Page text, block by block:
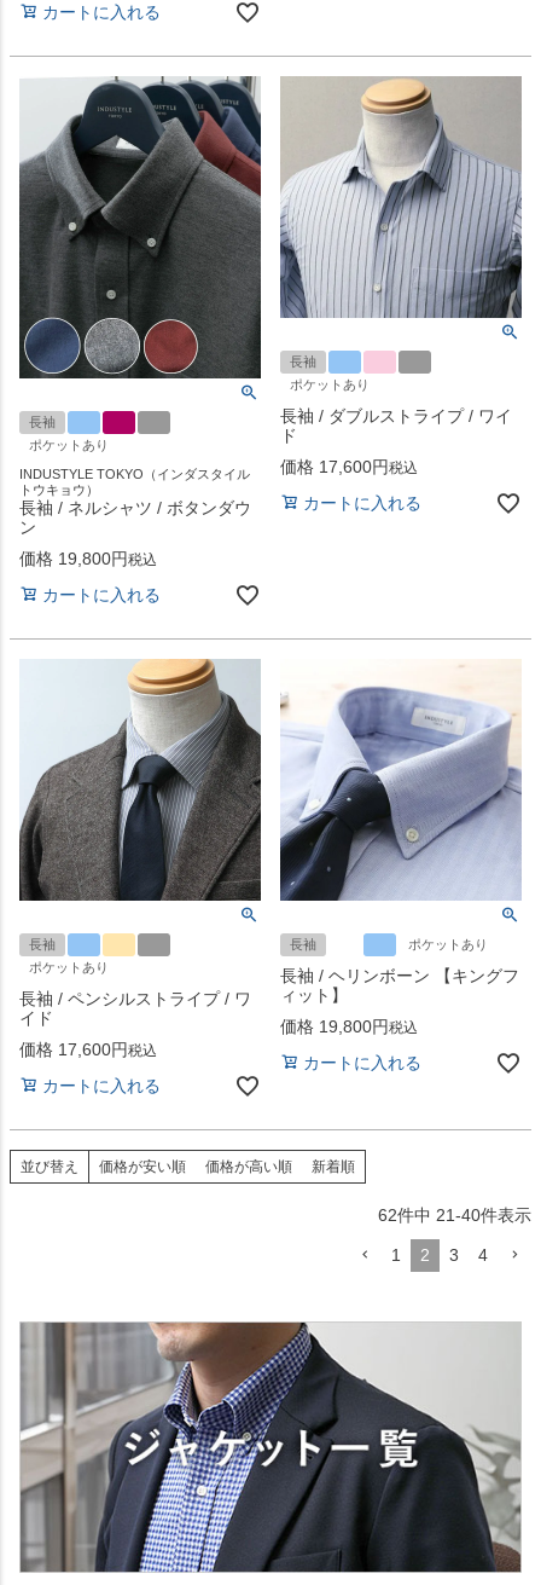
カートに入れる
長袖
ポケットあり
INDUSTYLE TOKYO（インダスタイル
トウキョウ）
長袖 / ネルシャツ / ボタンダウ
ン
価格 19,800 税込
カートに入れる
長袖
ポケットあり
長袖 / ダブルストライプ / ワイ
ド
価格 17,600 税込
カートに入れる
長袖
ポケットあり
長袖 / ペンシルストライプ / ワ
イド
価格 17,600 税込
カートに入れる
長袖 ポケットあり
長袖 / ヘリンボーン 【キングフ
ィット】
価格 19,800 税込
カートに入れる
並び替え 価格が安い順 価格が高い順 新着順
62件中 21-40件表示
1 2 3 4